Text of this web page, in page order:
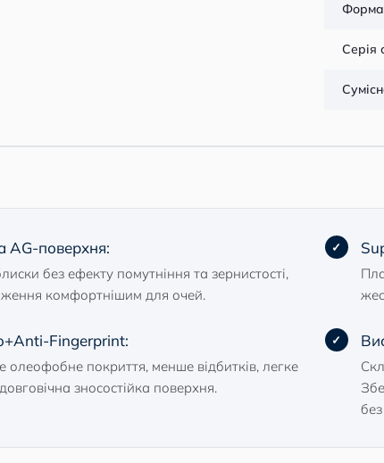
Форма
Серія
AG-поверхня:
без ефекту помутніння та зернистості,
комфортнішим для очей.
Fingerprint:
олеофобне покриття, менше відбитків, легке
зносостійка поверхня.